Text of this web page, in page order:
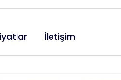
İletişim